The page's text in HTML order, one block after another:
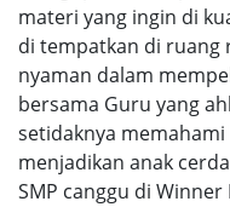
materi yang ingin di
di tempatkan di ruang
nyaman dalam
bersama Guru yang
setidaknya
menjadikan anak
SMP canggu di Winner